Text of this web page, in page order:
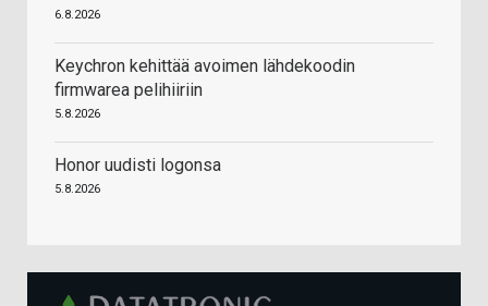
6.8.2026
Keychron kehittää avoimen lähdekoodin
firmwarea pelihiiriin
5.8.2026
Honor uudisti logonsa
5.8.2026